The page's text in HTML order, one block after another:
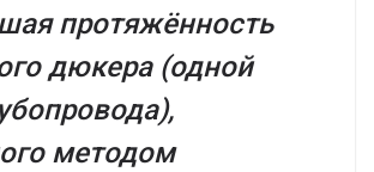
протяжённость
дюкера (одной
методом